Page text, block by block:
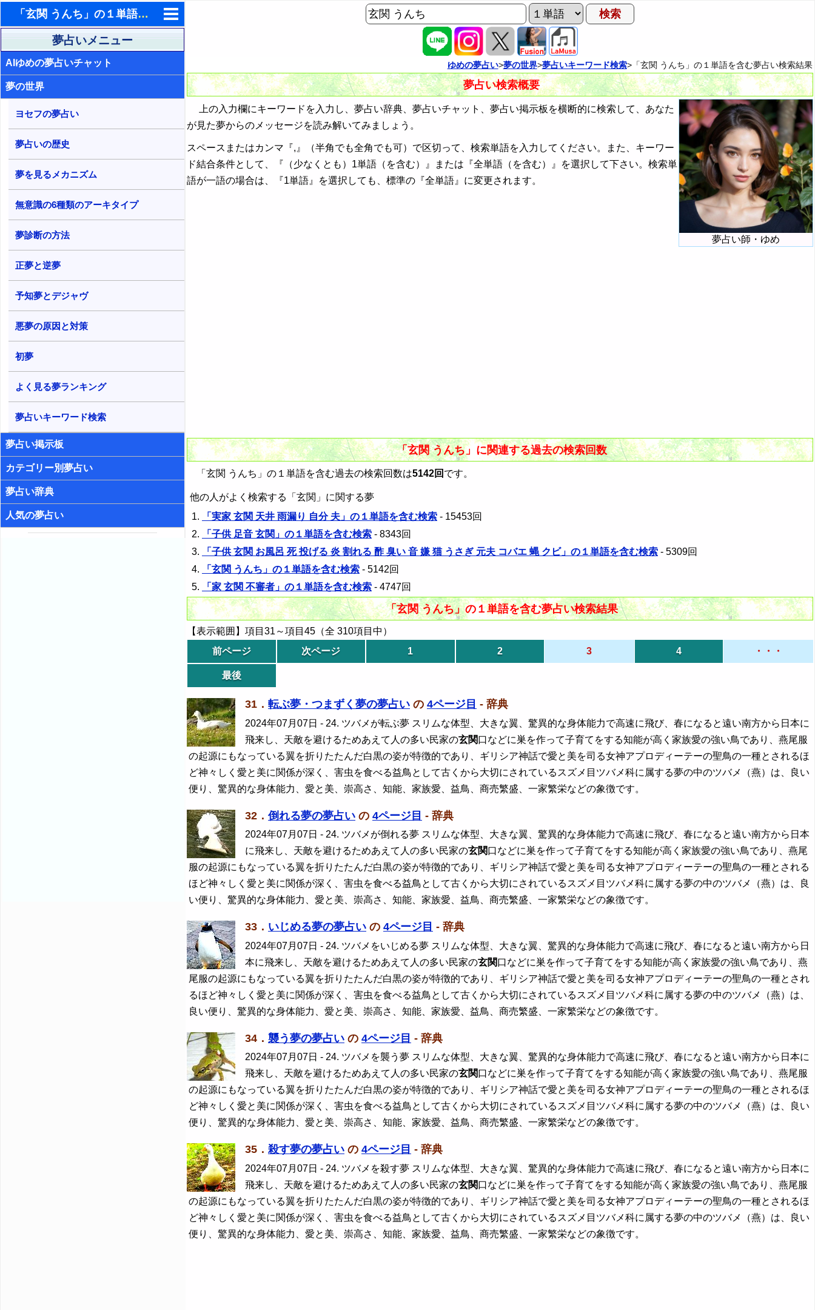
「玄関 うんち」の１単語を含む夢占い検索結果
東洋・西洋占星術
ホラリー占星術
手相占いで未来診断
タロットカードで無料占い
命名の姓名判断
飛星派風水で住宅開運
男と女の心理学と心理テスト
夢占いメニュー
AIゆめの夢占いチャット
夢の世界
ヨセフの夢占い
夢占いの歴史
夢を見るメカニズム
無意識の6種類のアーキタイプ
夢診断の方法
正夢と逆夢
予知夢とデジャヴ
悪夢の原因と対策
初夢
よく見る夢ランキング
夢占いキーワード検索
夢占い掲示板
カテゴリー別夢占い
夢占い辞典
人気の夢占い
ゆめの夢占い>夢の世界>夢占いキーワード検索>「玄関 うんち」の１単語を含む夢占い検索結果
夢占い検索概要
夢占い師・ゆめ
上の入力欄にキーワードを入力し、夢占い辞典、夢占いチャット、夢占い掲示板を横断的に検索して、あなた
が見た夢からのメッセージを読み解いてみましょう。
スペースまたはカンマ『,』（半角でも全角でも可）で区切って、検索単語を入力してください。また、キーワー
ド結合条件として、『（少なくとも）1単語（を含む）』または『全単語（を含む）』を選択して下さい。検索単
語が一語の場合は、『1単語』を選択しても、標準の『全単語』に変更されます。
「玄関 うんち」に関連する過去の検索回数
「玄関 うんち」の１単語を含む過去の検索回数は5142回 です。
他の人がよく検索する「玄関」に関する夢
「実家 玄関 天井 雨漏り 自分 夫」の１単語を含む検索 - 15453回
「子供 足音 玄関」の１単語を含む検索 - 8343回
「子供 玄関 お風呂 死 投げる 炎 割れる 酢 臭い 音 嫌 猫 うさぎ 元夫 コバエ 蝿 クビ」の１単語を含む検索 - 5309回
「玄関 うんち」の１単語を含む検索 - 5142回
「家 玄関 不審者」の１単語を含む検索 - 4747回
「玄関 うんち」の１単語を含む夢占い検索結果
【表示範囲】項目31～項目45（全 310項目中）
前ページ
次ページ 1 2 3 4 ・・・
最後
31． 転ぶ夢・つまずく夢の夢占い の 4ページ目 - 辞典
2024年07月07日 - 24. ツバメが転ぶ夢 スリムな体型、大きな翼、驚異的な身体能力で高速に飛び、春になると遠い南方から日本に
飛来し、天敵を避けるためあえて人の多い民家の玄関口などに巣を作って子育てをする知能が高く家族愛の強い鳥であり、燕尾服
の起源にもなっている翼を折りたたんだ白黒の姿が特徴的であり、ギリシア神話で愛と美を司る女神アプロディーテーの聖鳥の一種とされるほ
ど神々しく愛と美に関係が深く、害虫を食べる益鳥として古くから大切にされているスズメ目ツバメ科に属する夢の中のツバメ（燕）は、良い
便り、驚異的な身体能力、愛と美、崇高さ、知能、家族愛、益鳥、商売繁盛、一家繁栄などの象徴です。
32． 倒れる夢の夢占い の 4ページ目 - 辞典
2024年07月07日 - 24. ツバメが倒れる夢 スリムな体型、大きな翼、驚異的な身体能力で高速に飛び、春になると遠い南方から日本
に飛来し、天敵を避けるためあえて人の多い民家の玄関口などに巣を作って子育てをする知能が高く家族愛の強い鳥であり、燕尾
服の起源にもなっている翼を折りたたんだ白黒の姿が特徴的であり、ギリシア神話で愛と美を司る女神アプロディーテーの聖鳥の一種とされる
ほど神々しく愛と美に関係が深く、害虫を食べる益鳥として古くから大切にされているスズメ目ツバメ科に属する夢の中のツバメ（燕）は、良
い便り、驚異的な身体能力、愛と美、崇高さ、知能、家族愛、益鳥、商売繁盛、一家繁栄などの象徴です。
33． いじめる夢の夢占い の 4ページ目 - 辞典
2024年07月07日 - 24. ツバメをいじめる夢 スリムな体型、大きな翼、驚異的な身体能力で高速に飛び、春になると遠い南方から日
本に飛来し、天敵を避けるためあえて人の多い民家の玄関口などに巣を作って子育てをする知能が高く家族愛の強い鳥であり、燕
尾服の起源にもなっている翼を折りたたんだ白黒の姿が特徴的であり、ギリシア神話で愛と美を司る女神アプロディーテーの聖鳥の一種とされ
るほど神々しく愛と美に関係が深く、害虫を食べる益鳥として古くから大切にされているスズメ目ツバメ科に属する夢の中のツバメ（燕）は、
良い便り、驚異的な身体能力、愛と美、崇高さ、知能、家族愛、益鳥、商売繁盛、一家繁栄などの象徴です。
34． 襲う夢の夢占い の 4ページ目 - 辞典
2024年07月07日 - 24. ツバメを襲う夢 スリムな体型、大きな翼、驚異的な身体能力で高速に飛び、春になると遠い南方から日本に
飛来し、天敵を避けるためあえて人の多い民家の玄関口などに巣を作って子育てをする知能が高く家族愛の強い鳥であり、燕尾服
の起源にもなっている翼を折りたたんだ白黒の姿が特徴的であり、ギリシア神話で愛と美を司る女神アプロディーテーの聖鳥の一種とされるほ
ど神々しく愛と美に関係が深く、害虫を食べる益鳥として古くから大切にされているスズメ目ツバメ科に属する夢の中のツバメ（燕）は、良い
便り、驚異的な身体能力、愛と美、崇高さ、知能、家族愛、益鳥、商売繁盛、一家繁栄などの象徴です。
35． 殺す夢の夢占い の 4ページ目 - 辞典
2024年07月07日 - 24. ツバメを殺す夢 スリムな体型、大きな翼、驚異的な身体能力で高速に飛び、春になると遠い南方から日本に
飛来し、天敵を避けるためあえて人の多い民家の玄関口などに巣を作って子育てをする知能が高く家族愛の強い鳥であり、燕尾服
の起源にもなっている翼を折りたたんだ白黒の姿が特徴的であり、ギリシア神話で愛と美を司る女神アプロディーテーの聖鳥の一種とされるほ
ど神々しく愛と美に関係が深く、害虫を食べる益鳥として古くから大切にされているスズメ目ツバメ科に属する夢の中のツバメ（燕）は、良い
便り、驚異的な身体能力、愛と美、崇高さ、知能、家族愛、益鳥、商売繁盛、一家繁栄などの象徴です。